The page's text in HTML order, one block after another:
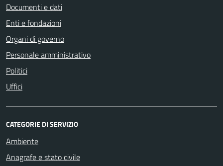
Documenti e dati
Enti e fondazioni
Organi di governo
Personale amministrativo
Politici
Uffici
CATEGORIE DI SERVIZIO
Ambiente
Anagrafe e stato civile